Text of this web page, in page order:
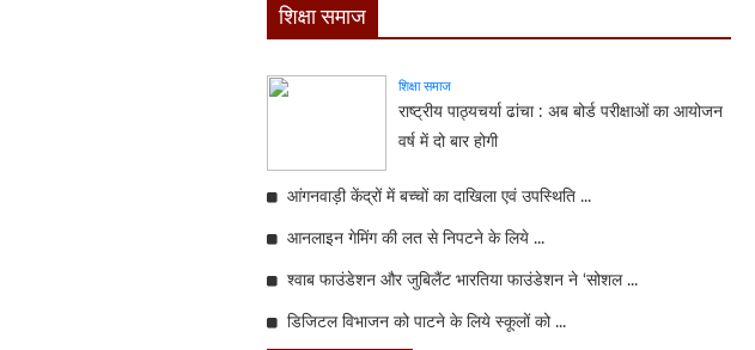
शिक्षा समाज
शिक्षा समाज
राष्ट्रीय पाठ्यचर्या ढांचा : अब बोर्ड परीक्षाओं का आयोजन
वर्ष में दो बार होगी
आंगनवाड़ी केंद्रों में बच्चों का दाखिला एवं उपस्थिति ...
आनलाइन गेमिंग की लत से निपटने के लिये ...
श्वाब फाउंडेशन और जुबिलैंट भारतिया फाउंडेशन ने ‘सोशल ...
डिजिटल विभाजन को पाटने के लिये स्कूलों को ...